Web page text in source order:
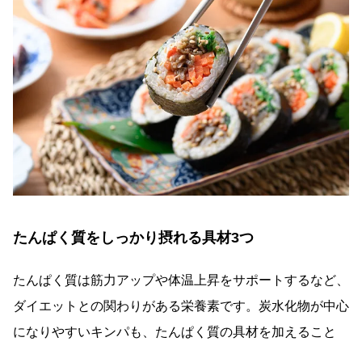
たんぱく質をしっかり摂れる具材3つ
たんぱく質は筋力アップや体温上昇をサポートするなど、
ダイエットとの関わりがある栄養素です。炭水化物が中心
になりやすいキンパも、たんぱく質の具材を加えること